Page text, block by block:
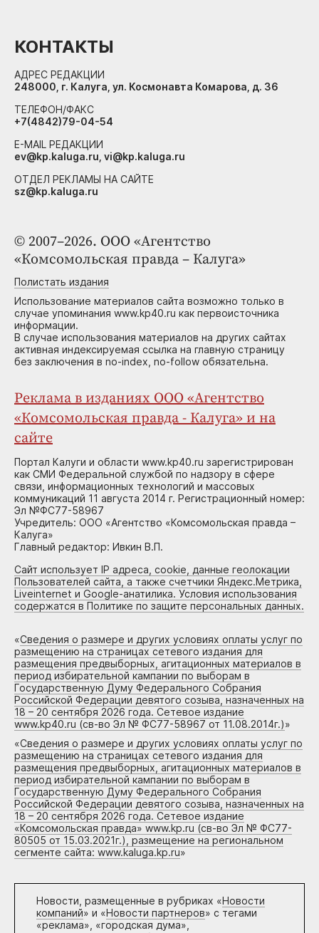
© 2007–2026. ООО «Агентство
«Комсомольская правда – Калуга»
Полистать издания
Использование материалов сайта возможно только в
случае упоминания www.kp40.ru как первоисточника
информации.
В случае использования материалов на других сайтах
активная индексируемая ссылка на главную страницу
без заключения в no-index, no-follow обязательна.
Реклама в изданиях ООО «Агентство
«Комсомольская правда - Калуга» и на
сайте
Портал Калуги и области www.kp40.ru зарегистрирован
как СМИ Федеральной службой по надзору в сфере
связи, информационных технологий и массовых
коммуникаций 11 августа 2014 г. Регистрационный номер:
Эл №ФС77-58967
Учредитель: ООО «Агентство «Комсомольская правда –
Калуга»
Главный редактор: Ивкин В.П.
Сайт использует IP адреса, cookie, данные геолокации
Пользователей сайта, а также счетчики Яндекс.Метрика,
Liveinternet и Google-анатилика. Условия использования
содержатся в Политике по защите персональных данных.
«Сведения о размере и других условиях оплаты услуг по
размещению на страницах сетевого издания для
размещения предвыборных, агитационных материалов в
период избирательной кампании по выборам в
Государственную Думу Федерального Собрания
Российской Федерации девятого созыва, назначенных на
18 – 20 сентября 2026 года. Сетевое издание
www.kp40.ru (св-во Эл № ФС77-58967 от 11.08.2014г.)»
«Сведения о размере и других условиях оплаты услуг по
размещению на страницах сетевого издания для
размещения предвыборных, агитационных материалов в
период избирательной кампании по выборам в
Государственную Думу Федерального Собрания
Российской Федерации девятого созыва, назначенных на
18 – 20 сентября 2026 года. Сетевое издание
«Комсомольская правда» www.kp.ru (св-во Эл № ФС77-
80505 от 15.03.2021г.), размещение на региональном
сегменте сайта: www.kaluga.kp.ru»
Новости, размещенные в рубриках «Новости
компаний» и «Новости партнеров» с тегами
«реклама», «городская дума»,
КОНТАКТЫ
АДРЕС РЕДАКЦИИ
248000, г. Калуга, ул. Космонавта Комарова, д. 36
ТЕЛЕФОН/ФАКС
+7(4842)79-04-54
E-MAIL РЕДАКЦИИ
ev@kp.kaluga.ru, vi@kp.kaluga.ru
ОТДЕЛ РЕКЛАМЫ НА САЙТЕ
sz@kp.kaluga.ru